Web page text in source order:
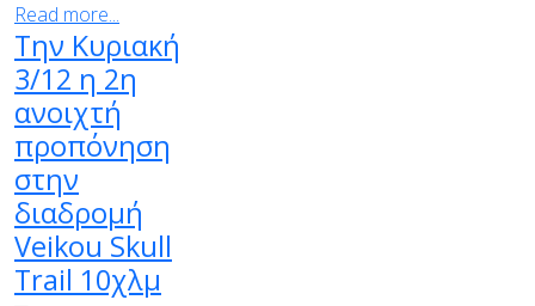
Read more...
Την Κυριακή
3/12 η 2η
ανοιχτή
προπόνηση
στην
διαδρομή
Veikou Skull
Trail 10χλμ